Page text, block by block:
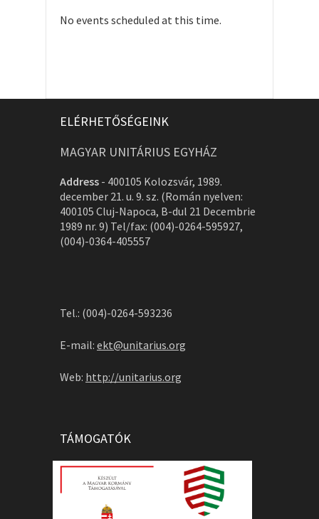
No events scheduled at this time.
ELÉRHETŐSÉGEINK
MAGYAR UNITÁRIUS EGYHÁZ
Address - 400105 Kolozsvár, 1989.
december 21. u. 9. sz. (Román nyelven:
400105 Cluj-Napoca, B-dul 21 Decembrie
1989 nr. 9) Tel/fax: (004)-0264-595927,
(004)-0364-405557
Tel.: (004)-0264-593236
E-mail: ekt@unitarius.org
Web: http://unitarius.org
TÁMOGATÓK